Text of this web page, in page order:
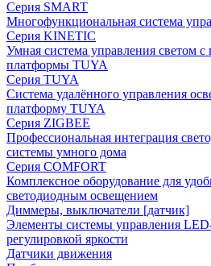
Серия SMART
Многофункциональная система
Серия KINETIC
Умная система управления светом
платформы TUYA
Серия TUYA
Система удалённого управления
платформу TUYA
Серия ZIGBEE
Профессиональная интеграция
системы умного дома
Серия COMFORT
Комплексное оборудование для
светодиодным освещением
Диммеры, выключатели [датчик]
Элементы системы управления
регулировкой яркости
Датчики движения